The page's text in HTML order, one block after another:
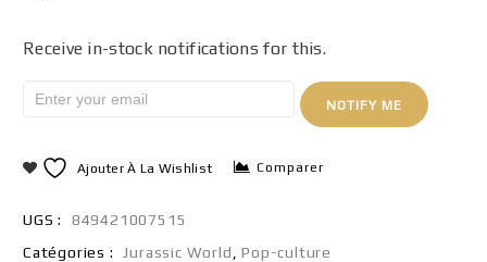
Receive in-stock notifications for this.
NOTIFY ME
Ajouter À La Wishlist Comparer
UGS :
849421007515
Catégories :
Jurassic World ,Pop-culture